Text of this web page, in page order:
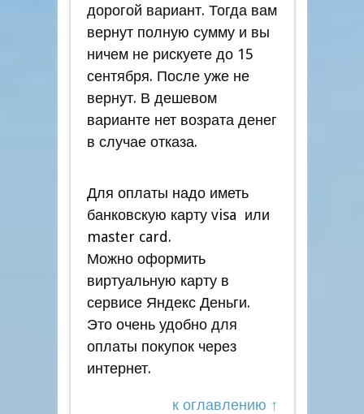
дорогой вариант. Тогда вам
вернут полную сумму и вы
ничем не рискуете до 15
сентября. После уже не
вернут. В дешевом
варианте нет возрата денег
в случае отказа.
Для оплаты надо иметь
банковскую карту visa или
master card.
Можно оформить
виртуальную карту в
сервисе Яндекс Деньги.
Это очень удобно для
оплаты покупок через
интернет.
к оглавлению ↑